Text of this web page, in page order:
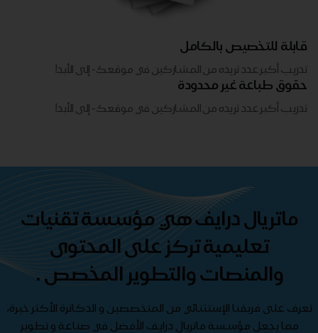
قابلة للتخصيص بالكامل
تدريب أكبر عدد تريده من المشاركين في موقعك - ​​إلى الأبد!
حقوق طباعة غير محدودة
تدريب أكبر عدد تريده من المشاركين في موقعك - ​​إلى الأبد!
ماتريال درايف هي مؤسسة تقنيات
تعليمية تركز على المحتوى
والمنصات والتطوير المخصص .
تعرف على فريقنا الإستثنائي من المتخصصين و الدكاترة الأكثر خبرة،
مما يجعل مؤسسة ماتريال درايف الأفضل في صناعة و تطوير